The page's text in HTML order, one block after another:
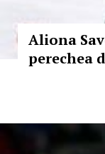
Aliona
perechea